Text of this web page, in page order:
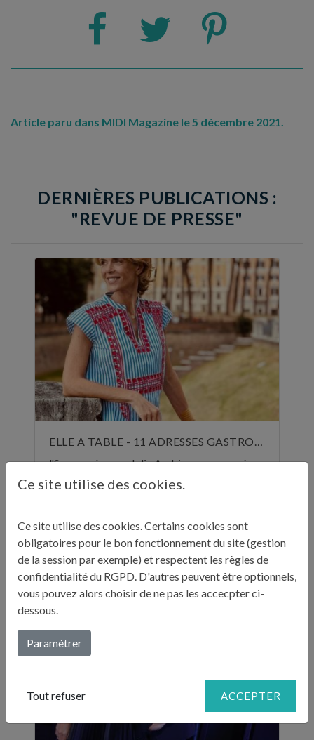
Article paru dans MIDI Magazine le 5 décembre 2021.
DERNIÈRES PUBLICATIONS :
"REVUE DE PRESSE"
ELLE A TABLE - 11 ADRESSES GASTRONOMIQUES RECOMMANDÉES PAR JULIE ANDRIEU - NOVEMBRE 2024
"Sur ses réseaux, Julie Andrieu nous emmène
en Italie pendant cinq semaines à la
Lire plus...
Ce site utilise des cookies.
Ce site utilise des cookies. Certains cookies sont
obligatoires pour le bon fonctionnement du site (gestion
de la session par exemple) et respectent les règles de
confidentialité du RGPD. D'autres peuvent être optionnels,
vous pouvez alors choisir de ne pas les accecpter ci-
dessous.
Paramétrer
Tout refuser ACCEPTER